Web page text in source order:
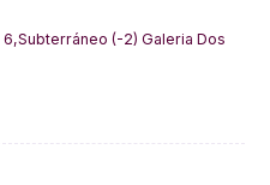
(-2) Galeria Dos